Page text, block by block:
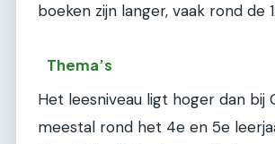
boeken zijn langer, vaak rond de
Thema’s
Het leesniveau ligt hoger dan bij
meestal rond het 4e en 5e